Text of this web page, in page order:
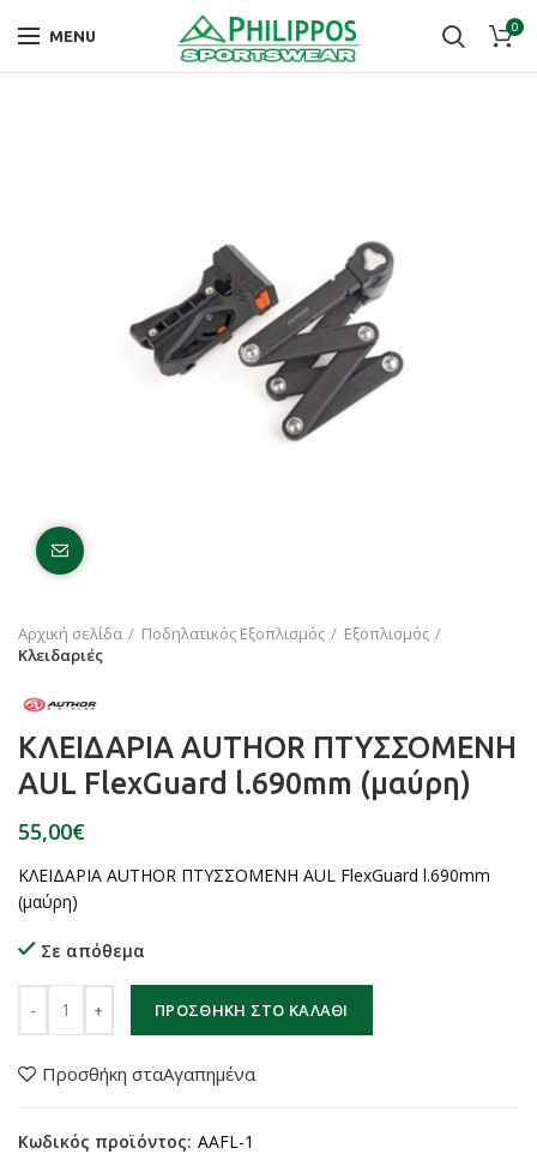
MENU 0
Αρχική σελίδα Ποδηλατικός Εξοπλισμός
Εξοπλισμός
Κλειδαριές
ΚΛΕΙΔΑΡΙΑ AUTHOR ΠΤΥΣΣΟΜΕΝΗ
AUL FlexGuard l.690mm (μαύρη)
€
ΚΛΕΙΔΑΡΙΑ AUTHOR ΠΤΥΣΣΟΜΕΝΗ AUL FlexGuard l.690mm
(μαύρη)
Σε απόθεμα
ΠΡΟΣΘΉΚΗ ΣΤΟ ΚΑΛΆΘΙ
Προσθήκη σταΑγαπημένα
Κωδικός προϊόντος: AAFL-1